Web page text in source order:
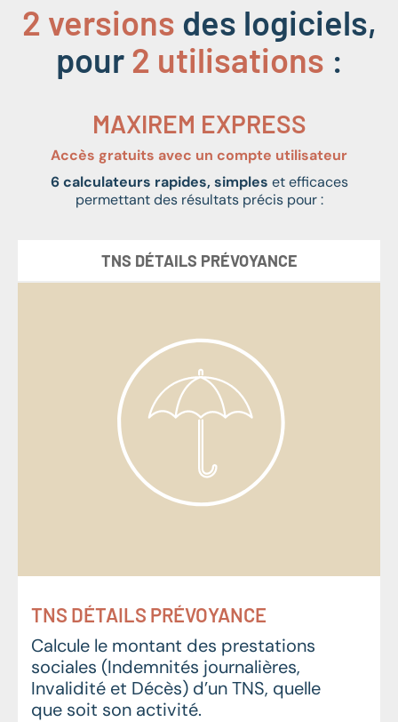
2 versions des logiciels,
pour2 utilisations :
MAXIREM EXPRESS
Accès gratuits avec un compte utilisateur
6 calculateurs rapides, simples et efficaces
permettant des résultats précis pour :
TNS DÉTAILS PRÉVOYANCE
TNS DÉTAILS PRÉVOYANCE
Calcule le montant des prestations
sociales (Indemnités journalières,
Invalidité et Décès) d’un TNS, quelle
que soit son activité.